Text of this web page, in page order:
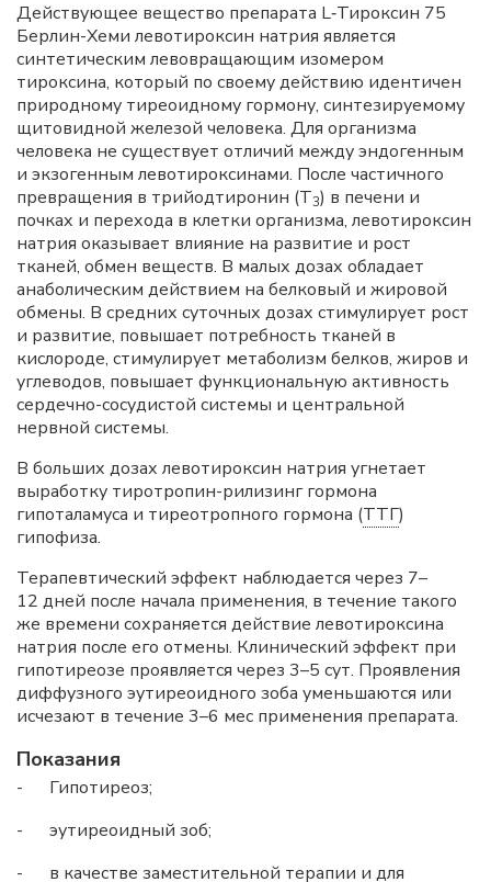
Действующее вещество препарата L‑Тироксин 75
Берлин-Хеми левотироксин натрия является
синтетическим левовращающим изомером
тироксина, который по своему действию идентичен
природному тиреоидному гормону, синтезируемому
щитовидной железой человека. Для организма
человека не существует отличий между эндогенным
и экзогенным левотироксинами. После частичного
превращения в трийодтиронин (Т3) в печени и
почках и перехода в клетки организма, левотироксин
натрия оказывает влияние на развитие и рост
тканей, обмен веществ. В малых дозах обладает
анаболическим действием на белковый и жировой
обмены. В средних суточных дозах стимулирует рост
и развитие, повышает потребность тканей в
кислороде, стимулирует метаболизм белков, жиров и
углеводов, повышает функциональную активность
сердечно-сосудистой системы и центральной
нервной системы.
В больших дозах левотироксин натрия угнетает
выработку тиротропин-рилизинг гормона
гипоталамуса и тиреотропного гормона (ТТГ)
гипофиза.
Терапевтический эффект наблюдается через 7–
12 дней после начала применения, в течение такого
же времени сохраняется действие левотироксина
натрия после его отмены. Клинический эффект при
гипотиреозе проявляется через 3–5 сут. Проявления
диффузного эутиреоидного зоба уменьшаются или
исчезают в течение 3–6 мес применения препарата.
Показания
-
Гипотиреоз;
-
эутиреоидный зоб;
-
в качестве заместительной терапии и для